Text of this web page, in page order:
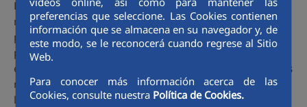
preferencias que seleccione. Las Cookies contienen
información que se almacena en su navegador y, de
este modo, se le reconocerá cuando regrese al Sitio
Web.
Para conocer más información acerca de las
Cookies, consulte nuestra Política de Cookies.
El agua es un gran tesoro y que podemos encontrarla en
nuestro entorno: en el mar, en los ríos, en los pantanos...,
pero para que llegue hasta nuestras casas, colegios,
parques, industrias... y la podamos beber, lavarnos con
ella, nadar en la piscina, ver crecer las flores del jardín..., es
necesario que el agua siga un proceso cuidadoso. Esa es la
labor de Aqualia y te invitamos a descubriraquí, con más